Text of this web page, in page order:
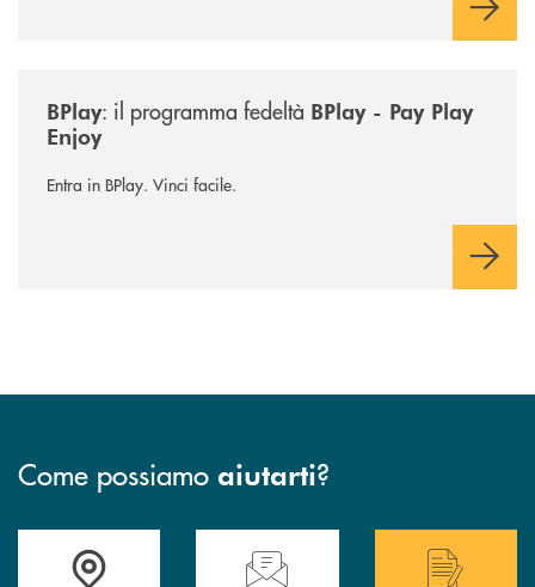
BPlay: il programma fedeltà BPlay - Pay Play
Enjoy
Entra in BPlay. Vinci facile.
Come possiamo aiutarti?
Accedi all' elenco completo delle filiali .Hai bisogno di assistenza immediata?
Hai bisogno di